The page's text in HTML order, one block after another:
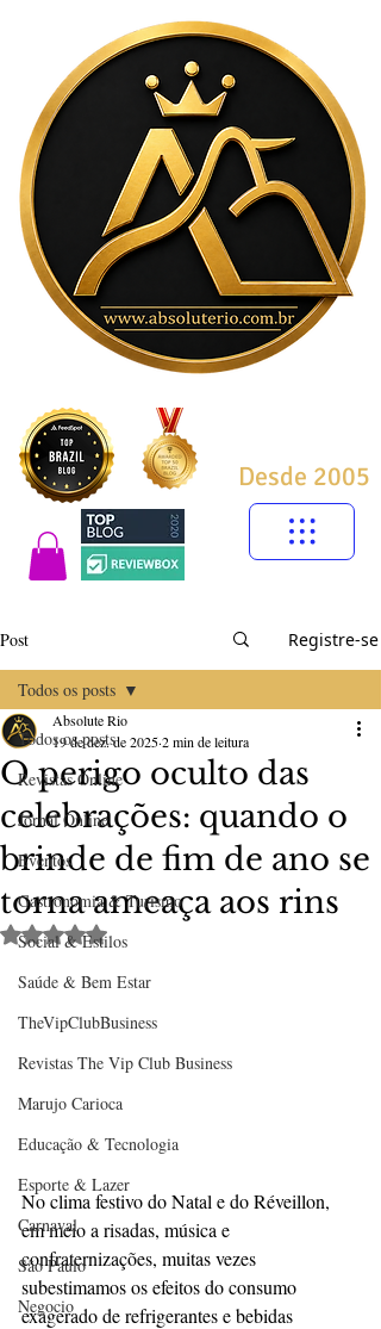
Desde 2005
Post Registre-se
Todos os posts
Revistas Online
Jornal Online
Eventos
Gastronomia & Turismo
Social & Estilos
Saúde & Bem Estar
TheVipClubBusiness
Revistas The Vip Club Business
Marujo Carioca
Educação & Tecnologia
Esporte & Lazer
Carnaval
São Paulo
Negocio
Todos os posts
O perigo oculto das
celebrações: quando o
brinde de fim de ano se
torna ameaça aos rins
Absolute Rio
19 de dez. de 20252 min de leitura
Avaliado com NaN de 5 estrelas.
No clima festivo do Natal e do Réveillon,
em meio a risadas, música e
confraternizações, muitas vezes
subestimamos os efeitos do consumo
exagerado de refrigerantes e bebidas